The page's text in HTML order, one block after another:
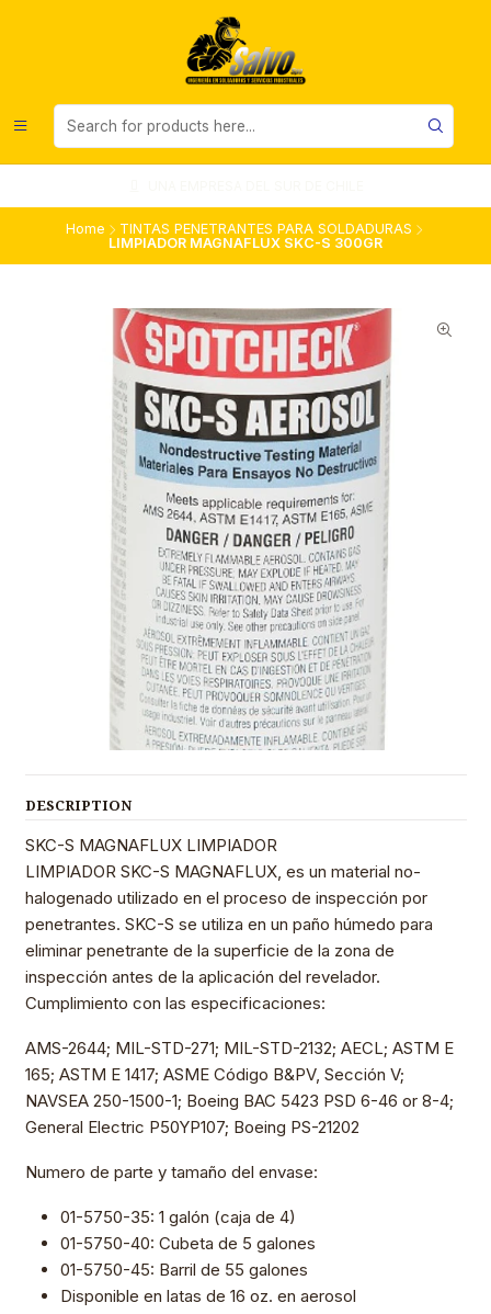
Home
TINTAS PENETRANTES PARA SOLDADURAS
LIMPIADOR MAGNAFLUX SKC-S 300GR
DESCRIPTION
SKC-S MAGNAFLUX LIMPIADOR
LIMPIADOR SKC-S MAGNAFLUX, es un material no-
halogenado utilizado en el proceso de inspección por
penetrantes. SKC-S se utiliza en un paño húmedo para
eliminar penetrante de la superficie de la zona de
inspección antes de la aplicación del revelador.
Cumplimiento con las especificaciones:
AMS-2644; MIL-STD-271; MIL-STD-2132; AECL; ASTM E
165; ASTM E 1417; ASME Código B&PV, Sección V;
NAVSEA 250-1500-1; Boeing BAC 5423 PSD 6-46 or 8-4;
General Electric P50YP107; Boeing PS-21202
Numero de parte y tamaño del envase:
01-5750-35: 1 galón (caja de 4)
01-5750-40: Cubeta de 5 galones
01-5750-45: Barril de 55 galones
Disponible en latas de 16 oz. en aerosol